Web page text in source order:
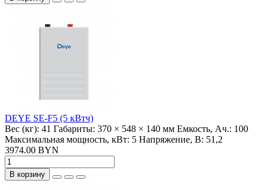
DEYE SE-F5 (5 кВтч)
Вес (кг): 41 Габариты: 370 × 548 × 140 мм Емкость, Ач.: 100
Максимальная мощность, кВт: 5 Напряжение, В: 51,2
3974.00 BYN
В корзину